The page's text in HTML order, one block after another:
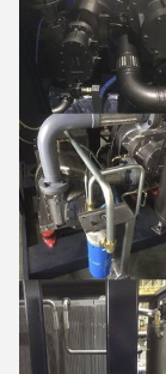
Nous